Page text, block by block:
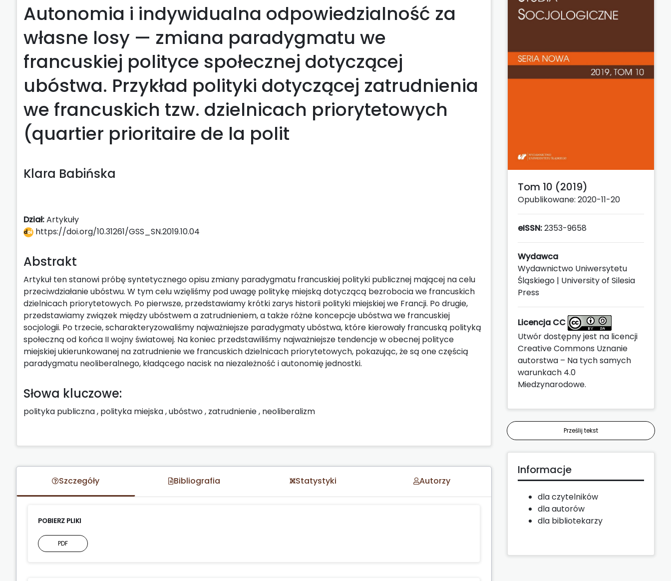
Autonomia i indywidualna odpowiedzialność za
własne losy — zmiana paradygmatu we
francuskiej polityce społecznej dotyczącej
ubóstwa. Przykład polityki dotyczącej zatrudnienia
we francuskich tzw. dzielnicach priorytetowych
(quartier prioritaire de la polit
Klara Babińska
Dział:Artykuły
https://doi.org/10.31261/GSS_SN.2019.10.04
Abstrakt
Artykuł ten stanowi próbę syntetycznego opisu zmiany paradygmatu francuskiej polityki publicznej mającej na celu
przeciwdziałanie ubóstwu. W tym celu wzięliśmy pod uwagę politykę miejską dotyczącą bezrobocia we francuskich
dzielnicach priorytetowych. Po pierwsze, przedstawiamy krótki zarys historii polityki miejskiej we Francji. Po drugie,
przedstawiamy związek między ubóstwem a zatrudnieniem, a także różne koncepcje ubóstwa we francuskiej
socjologii. Po trzecie, scharakteryzowaliśmy najważniejsze paradygmaty ubóstwa, które kierowały francuską polityką
społeczną od końca II wojny światowej. Na koniec przedstawiliśmy najważniejsze tendencje w obecnej polityce
miejskiej ukierunkowanej na zatrudnienie we francuskich dzielnicach priorytetowych, pokazując, że są one częścią
paradygmatu neoliberalnego, kładącego nacisk na niezależność i autonomię jednostki.
Słowa kluczowe:
polityka publiczna, polityka miejska,ubóstwo, zatrudnienie, neoliberalizm
Szczegóły Bibliografia Statystyki Autorzy
POBIERZ PLIKI
PDF
Tom 10 (2019)
Opublikowane: 2020-11-20
eISSN:2353-9658
Wydawca
Wydawnictwo Uniwersytetu
Śląskiego | University of Silesia
Press
Licencja CC
Utwór dostępny jest na licencji
Creative Commons Uznanie
autorstwa – Na tych samych
warunkach 4.0
Miedzynarodowe.
Prześlij tekst
Informacje
dla czytelników
dla autorów
dla bibliotekarzy